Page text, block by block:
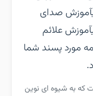
صدای
علائم
مورد پسند شما
که به شیوه ای نوین